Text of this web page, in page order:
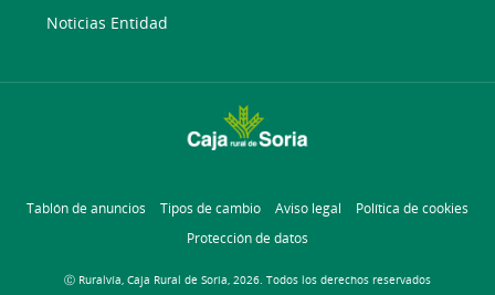
Noticias Entidad
Tablón de anuncios Tipos de cambio Aviso legal
Política de cookies
Protección de datos
Ⓒ Ruralvía, Caja Rural de Soria, 2026. Todos los derechos reservados